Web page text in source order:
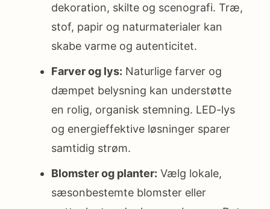
dekoration, skilte og scenografi. Træ,
stof, papir og naturmaterialer kan
skabe varme og autenticitet.
Farver og lys: Naturlige farver og
dæmpet belysning kan understøtte
en rolig, organisk stemning. LED-lys
og energieffektive løsninger sparer
samtidig strøm.
Blomster og planter: Vælg lokale,
sæsonbestemte blomster eller